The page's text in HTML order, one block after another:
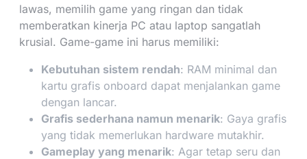
lawas, memilih game yang ringan dan tidak
memberatkan kinerja PC atau laptop sangatlah
krusial. Game-game ini harus memiliki:
Kebutuhan sistem rendah: RAM minimal dan
kartu grafis onboard dapat menjalankan game
dengan lancar.
Grafis sederhana namun menarik: Gaya grafis
yang tidak memerlukan hardware mutakhir.
Gameplay yang menarik: Agar tetap seru dan